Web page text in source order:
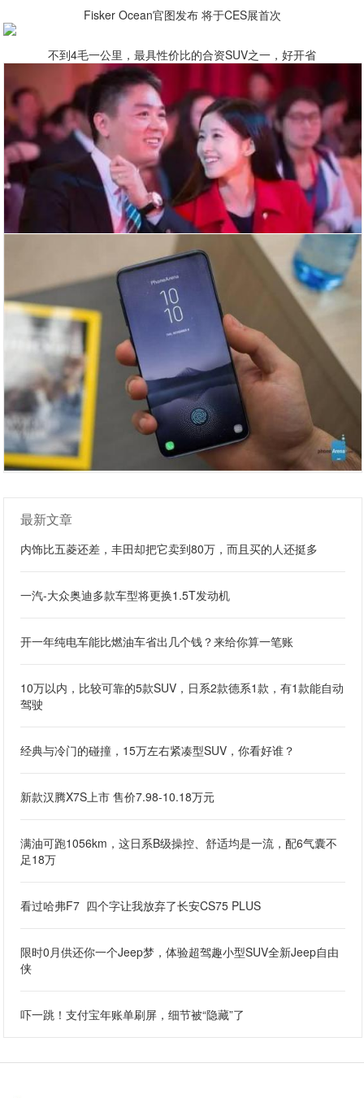
Fisker Ocean官图发布 将于CES展首次
不到4毛一公里，最具性价比的合资SUV之一，好开省
最新文章
内饰比五菱还差，丰田却把它卖到80万，而且买的人还挺多
一汽-大众奥迪多款车型将更换1.5T发动机
开一年纯电车能比燃油车省出几个钱？来给你算一笔账
10万以内，比较可靠的5款SUV，日系2款德系1款，有1款能自动
驾驶
经典与冷门的碰撞，15万左右紧凑型SUV，你看好谁？
新款汉腾X7S上市 售价7.98-10.18万元
满油可跑1056km，这日系B级操控、舒适均是一流，配6气囊不
足18万
看过哈弗F7 四个字让我放弃了长安CS75 PLUS
限时0月供还你一个Jeep梦，体验超驾趣小型SUV全新Jeep自由
侠
吓一跳！支付宝年账单刷屏，细节被“隐藏”了